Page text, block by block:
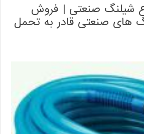
شیلنگ صنعتی | فروش
های صنعتی قادر به تحمل